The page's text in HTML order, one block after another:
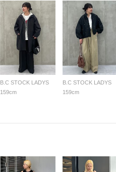
B.C STOCK LADYS
159cm
B.C STOCK LADYS
159cm